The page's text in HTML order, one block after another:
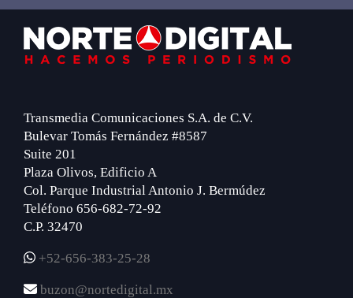
Footer
Transmedia Comunicaciones S.A. de C.V.
Bulevar Tomás Fernández #8587
Suite 201
Plaza Olivos, Edificio A
Col. Parque Industrial Antonio J. Bermúdez
Teléfono 656-682-72-92
C.P. 32470
+52-656-383-25-28
buzon@nortedigital.mx